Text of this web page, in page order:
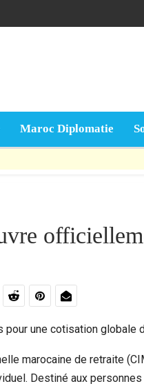
Maroc Diplomatie
pour une cotisation globale
marocaine de retraite
Destiné aux